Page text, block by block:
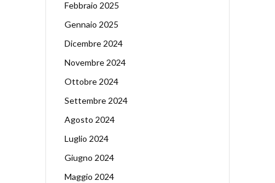
Febbraio 2025
Gennaio 2025
Dicembre 2024
Novembre 2024
Ottobre 2024
Settembre 2024
Agosto 2024
Luglio 2024
Giugno 2024
Maggio 2024